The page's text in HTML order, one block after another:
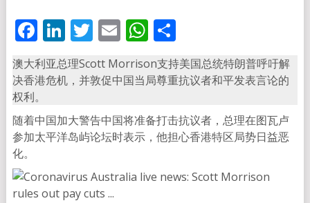
Facebook
LinkedIn
Twitter
EmailWhatsApp
分
享
澳大利亚总理Scott Morrison支持美国总统特朗普呼吁解
决香港危机，并敦促中国当局尊重抗议者和平发表言论的
权利。
随着中国加大警告中国将准备打击抗议者，总理在图瓦卢
参加太平洋岛屿论坛时表示，他担心香港特区局势日益恶
化。